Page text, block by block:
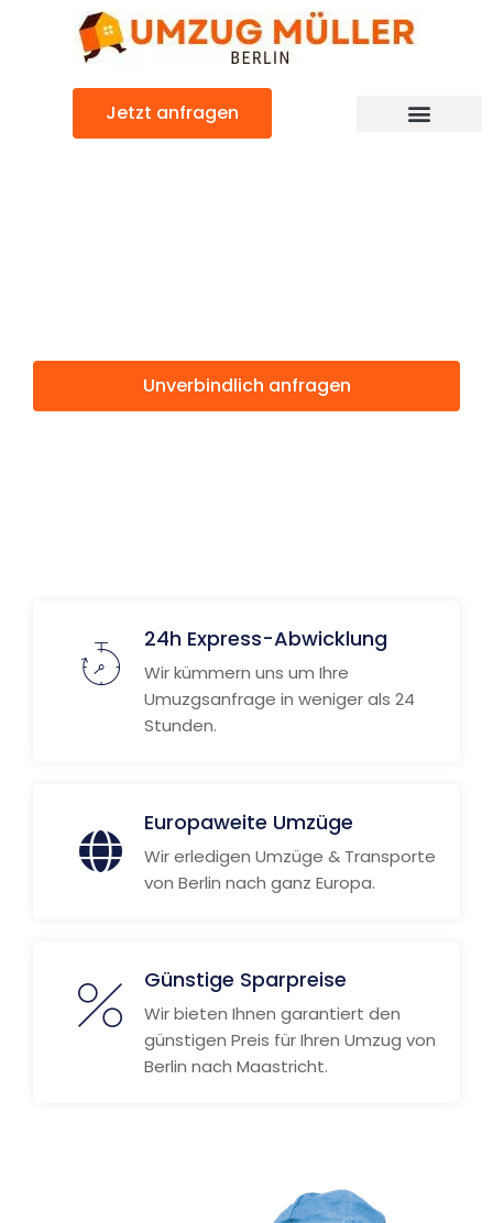
Jetzt anfragen
Unverbindlich anfragen
24h Express-Abwicklung
Wir kümmern uns um Ihre
Umuzgsanfrage in weniger als 24
Stunden.
Europaweite Umzüge
Wir erledigen Umzüge & Transporte
von Berlin nach ganz Europa.
Günstige Sparpreise
Wir bieten Ihnen garantiert den
günstigen Preis für Ihren Umzug von
Berlin nach Maastricht.